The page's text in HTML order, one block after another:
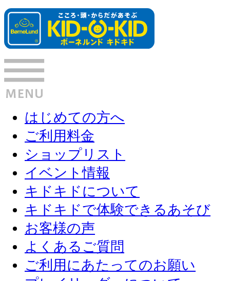
はじめての方へ
ご利用料金
ショップリスト
イベント情報
キドキドについて
キドキドで体験できるあそび
お客様の声
よくあるご質問
ご利用にあたってのお願い